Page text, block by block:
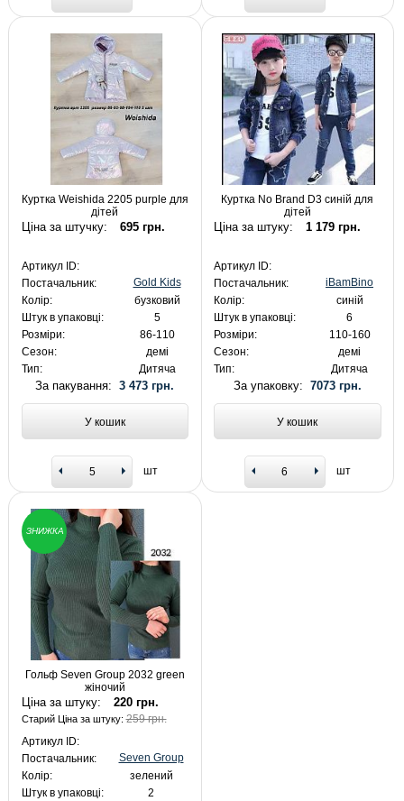
Куртка Weishida 2205 purple для
дітей
Ціна за штучку: 695 грн.
Артикул ID:
Постачальник:
Gold Kids
Колір:
бузковий
Штук в упаковці:
5
Розміри:
86-110
Сезон:
демі
Тип:
Дитяча
За пакування:3 473 грн.
У кошик
шт
Куртка No Brand D3 синій для
дітей
Ціна за штуку: 1 179 грн.
Артикул ID:
Постачальник:
iBamBino
Колір:
синій
Штук в упаковці:
6
Розміри:
110-160
Сезон:
демі
Тип:
Дитяча
За упаковку: 7073 грн.
У кошик
шт
ЗНИЖКА
Гольф Seven Group 2032 green
жіночий
Ціна за штуку: 220 грн.
Старий Ціна за штуку:259 грн.
Артикул ID:
Постачальник:
Seven Group
Колір:
зелений
Штук в упаковці:
2